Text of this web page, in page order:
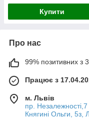
Купити
Про нас
99% позитивних з
Працює з
м. Львів
пр. Незалежності,7
Княгині Ольги, 5з,